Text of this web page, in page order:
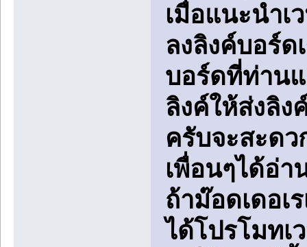
เมื่อแนะนำเ
ลงลิงค์บอร์ด
บอร์ดที่ท่านแ
ลิงค์ให้ส่งลิง
ครับจะสะด
เพื่อนๆได้อ่
ถ้าม๊อดเดอเ
ได้โปรโมทเ